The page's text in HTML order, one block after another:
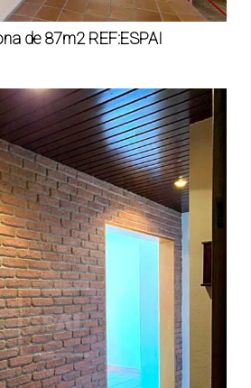
de 87m2 REF:ESPAI